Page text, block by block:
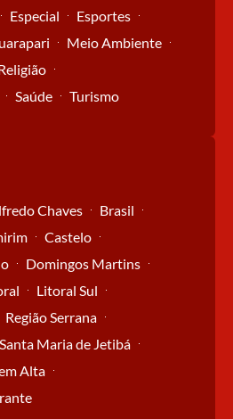
Especial
Esportes
Meio Ambiente
Saúde Turismo
Chaves
Brasil
Castelo
Domingos Martins
Litoral Sul
Região Serrana
Santa Maria de Jetibá
Alta